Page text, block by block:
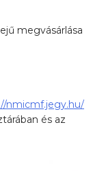
megvásárlása
nmicmf.jegy.hu/
és az